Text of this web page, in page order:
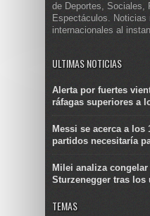
de Deportes, Sociales,
Espectáculos. Noticias
internacionales al
ULTIMAS NOTICIAS
Alerta por fuertes
ráfagas superiores a
Messi se acerca a los
partidos necesitaría
Milei analiza
Sturzenegger tras
TEMAS